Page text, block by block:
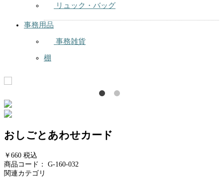
リュック・バッグ
事務用品
事務雑貨
棚
おしごとあわせカード
￥660 税込
商品コード： G-160-032
関連カテゴリ